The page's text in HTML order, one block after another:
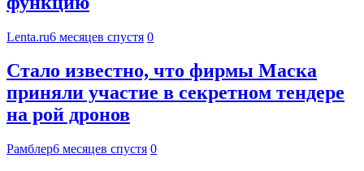
Lenta.ru6 месяцев спустя 0
Стало известно, что фирмы Маска
приняли участие в секретном тендере
на рой дронов
Рамблер6 месяцев спустя 0